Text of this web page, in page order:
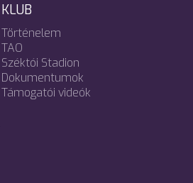
KLUB
Történelem
TAO
Széktói Stadion
Dokumentumok
Támogatói videók